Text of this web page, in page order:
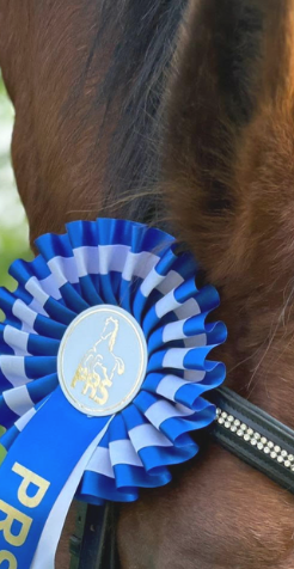
Siirry
sivun
sisältöön